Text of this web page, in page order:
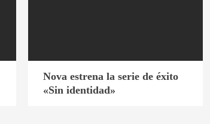
Nova estrena la serie de éxito
«Sin identidad»